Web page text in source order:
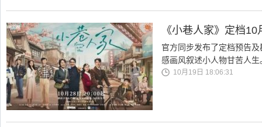
《小巷人家》定档
官方同步发布了定档预告
感画风叙述小人物甘苦人生
10月19日 18:06:31